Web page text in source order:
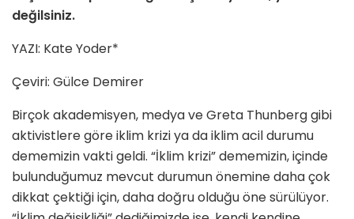
değilsiniz.
YAZI: Kate Yoder*
Çeviri: Gülce Demirer
Birçok akademisyen, medya ve Greta Thunberg gibi
aktivistlere göre iklim krizi ya da iklim acil durumu
dememizin vakti geldi. “İklim krizi” dememizin, içinde
bulunduğumuz mevcut durumun önemine daha çok
dikkat çektiği için, daha doğru olduğu öne sürülüyor.